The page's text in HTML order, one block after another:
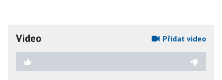
Video Přidat video